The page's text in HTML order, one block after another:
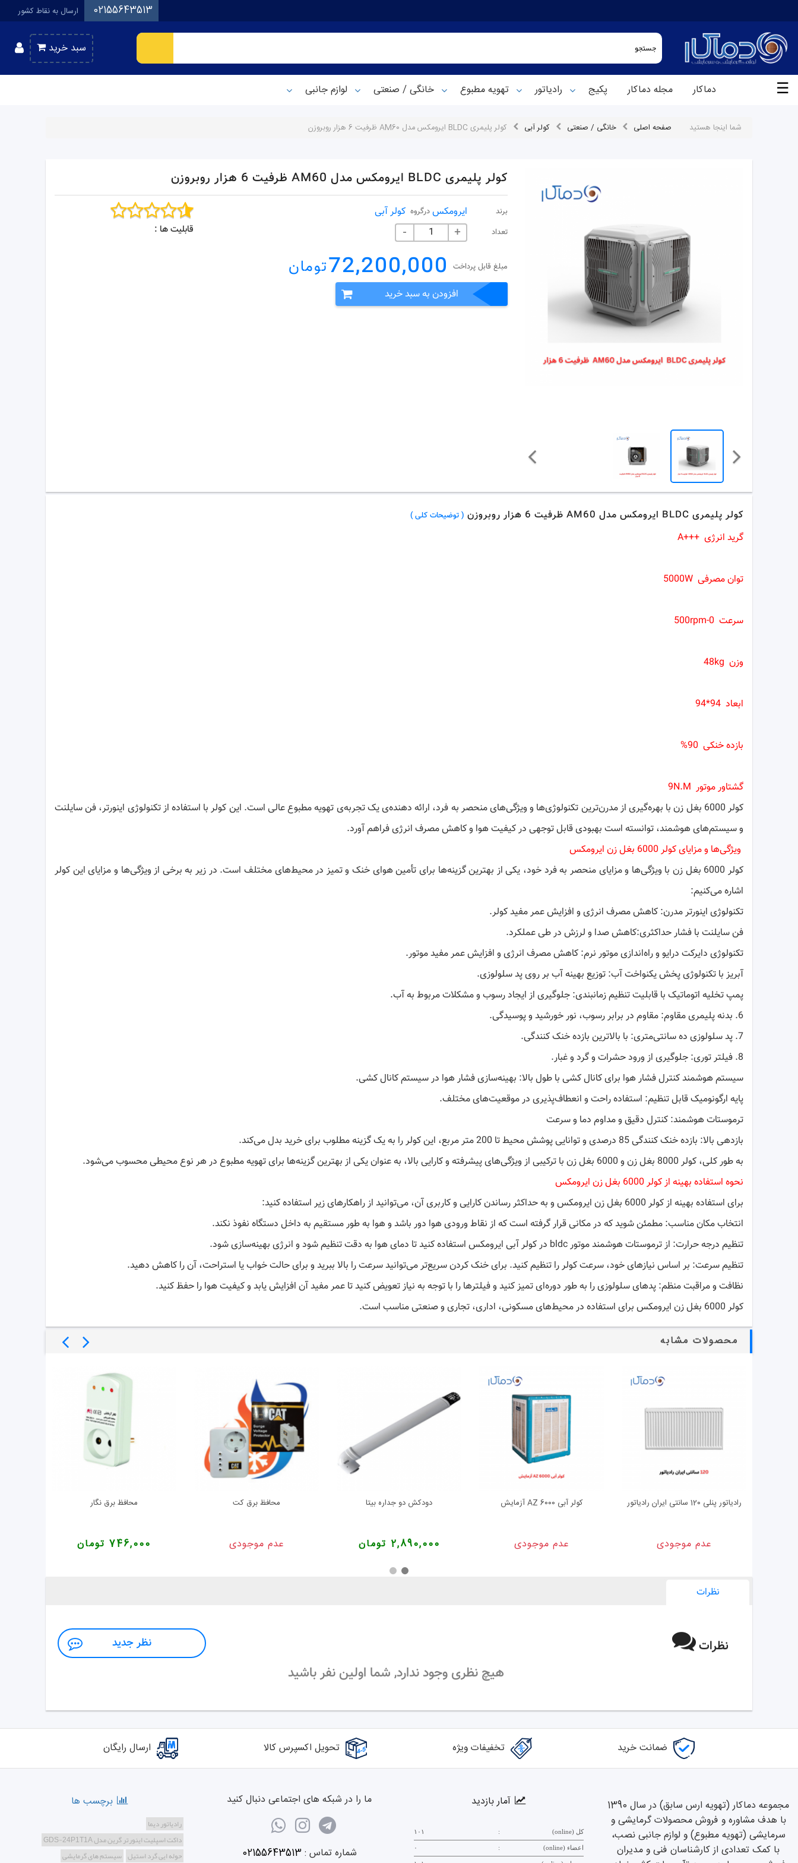
ارسال به نقاط کشور 02155643513
سبد خرید
☰ دماکار مجله دماکار پکیج رادیاتور تهویه مطبوع خانگی / صنعتی لوازم جانبی
شما اینجا هستید صفحه اصلی خانگی / صنعتی کولر آبی کولر پلیمری BLDC ایرومکس مدل AM60 ظرفیت 6 هزار روبروزن
کولر پلیمری BLDC ایرومکس مدل AM60 ظرفیت 6 هزار روبروزن
برند ایرومکس درگروه کولر آبی
تعداد - +
مبلغ قابل پرداخت 72,200,000تومان
افزودن به سبد خرید
قابلیت ها :
کولر پلیمری BLDC ایرومکس مدل AM60 ظرفیت 6 هزار روبروزن ( توضیحات کلی )
گرید انرژی +++A
توان مصرفی 5000W
سرعت 0-500rpm
وزن 48kg
ابعاد 94*94
بازده خنکی 90%
گشتاور موتور 9N.M
کولر 6000 بغل زن با بهره‌گیری از مدرن‌ترین تکنولوژی‌ها و ویژگی‌های منحصر به فرد، ارائه دهنده‌ی یک تجربه‌ی تهویه مطبوع عالی است. این کولر با استفاده از تکنولوژی اینورتر، فن سایلنت
و سیستم‌های هوشمند، توانسته است بهبودی قابل توجهی در کیفیت هوا و کاهش مصرف انرژی فراهم آورد.
ویژگی‌ها و مزایای کولر 6000 بغل زن ایرومکس
کولر 6000 بغل زن با ویژگی‌ها و مزایای منحصر به فرد خود، یکی از بهترین گزینه‌ها برای تأمین هوای خنک و تمیز در محیط‌های مختلف است. در زیر به برخی از ویژگی‌ها و مزایای این کولر
اشاره می‌کنیم:
تکنولوژی اینورتر مدرن: کاهش مصرف انرژی و افزایش عمر مفید کولر.
فن سایلنت با فشار حداکثری:کاهش صدا و لرزش در طی عملکرد.
تکنولوژی دایرکت درایو و راه‌اندازی موتور نرم: کاهش مصرف انرژی و افزایش عمر مفید موتور.
آبریز با تکنولوژی پخش یکنواخت آب: توزیع بهینه آب بر روی پد سلولوزی.
پمپ تخلیه اتوماتیک با قابلیت تنظیم زمانبندی: جلوگیری از ایجاد رسوب و مشکلات مربوط به آب.
6. بدنه پلیمری مقاوم: مقاوم در برابر رسوب، نور خورشید و پوسیدگی.
7. پد سلولوزی ده سانتی‌متری: با بالاترین بازده خنک کنندگی.
8. فیلتر توری: جلوگیری از ورود حشرات و گرد و غبار.
سیستم هوشمند کنترل فشار هوا برای کانال کشی با طول بالا: بهینه‌سازی فشار هوا در سیستم کانال کشی.
پایه ارگونومیک قابل تنظیم: استفاده راحت و انعطاف‌پذیری در موقعیت‌های مختلف.
ترموستات هوشمند: کنترل دقیق و مداوم دما و سرعت
بازدهی بالا: بازده خنک کنندگی 85 درصدی و توانایی پوشش محیط تا 200 متر مربع، این کولر را به یک گزینه مطلوب برای خرید بدل می‌کند.
به طور کلی، کولر 8000 بغل زن و 6000 بغل زن با ترکیبی از ویژگی‌های پیشرفته و کارایی بالا، به عنوان یکی از بهترین گزینه‌ها برای تهویه مطبوع در هر نوع محیطی محسوب می‌شود.
نحوه استفاده بهینه از کولر 6000 بغل زن ایرومکس
برای استفاده بهینه از کولر 6000 بغل زن ایرومکس و به حداکثر رساندن کارایی و کاربری آن، می‌توانید از راهکارهای زیر استفاده کنید:
انتخاب مکان مناسب: مطمئن شوید که در مکانی قرار گرفته است که از نقاط ورودی هوا دور باشد و هوا به طور مستقیم به داخل دستگاه نفوذ نکند.
تنظیم درجه حرارت: از ترموستات هوشمند موتور bldc در کولر آبی ایرومکس استفاده کنید تا دمای هوا به دقت تنظیم شود و انرژی بهینه‌سازی شود.
تنظیم سرعت: بر اساس نیازهای خود، سرعت کولر را تنظیم کنید. برای خنک کردن سریع‌تر می‌توانید سرعت را بالا ببرید و برای حالت خواب یا استراحت، آن را کاهش دهید.
نظافت و مراقبت منظم: پد‌های سلولوزی را به طور دوره‌ای تمیز کنید و فیلترها را با توجه به نیاز تعویض کنید تا عمر مفید آن افزایش یابد و کیفیت هوا را حفظ کنید.
کولر 6000 بغل زن ایرومکس برای استفاده در محیط‌های مسکونی، اداری، تجاری و صنعتی مناسب است.
محصولات مشابه
رادیاتور پنلی 120 سانتی ایران رادیاتور
عدم موجودی
کولر آبی 6000 AZ آزمایش
عدم موجودی
دودکش دو جداره بیتا
2,890,000 تومان
محافظ برق کت
عدم موجودی
محافظ برق نگار
746,000 تومان
نظرات
نظرات نظر جدید
هیچ نظری وجود ندارد, شما اولین نفر باشید
ضمانت خرید تخفیفات ویژه تحویل اکسپرس کالا ارسال رایگان
مجموعه دماکار (تهویه ارس سابق) در سال 1390
با هدف مشاوره و فروش محصولات گرمایشی و
سرمایشی (تهویه مطبوع) و لوازم جانبی نصب،
با کمک تعدادی از کارشناسان فنی و مدیران
آمار بازدید
کل (online) : ۱۰۱
اعضاء (online) : ۰
ما را در شبکه های اجتماعی دنبال کنید
شماره تماس : 02155643513
برچسب ها
رادیاتور دیما
داکت اسپلیت اینورتر گرین مدل GDS-24P1T1A
حوله ایی گرد استیل سیستم های گرمایشی